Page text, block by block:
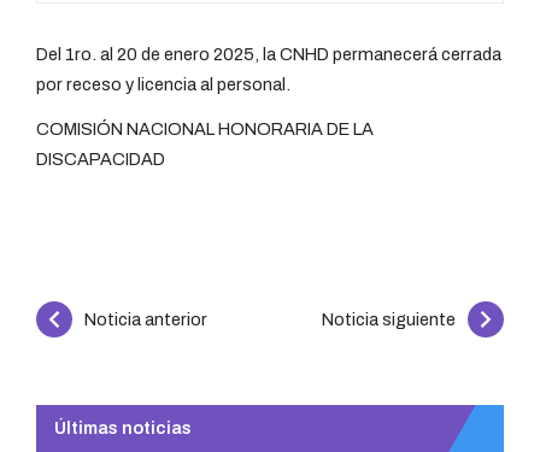
Del 1ro. al 20 de enero 2025, la CNHD permanecerá cerrada
por receso y licencia al personal.
COMISIÓN NACIONAL HONORARIA DE LA
DISCAPACIDAD
Continue
Noticia anterior Noticia siguiente
Últimas noticias